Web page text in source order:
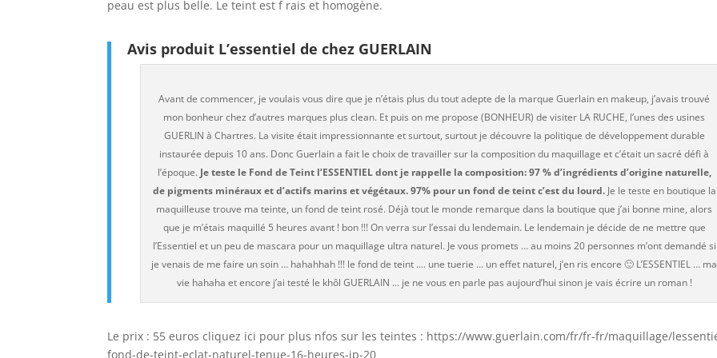
peau est plus belle. Le teint est f rais et homogène.
Avis produit L’essentiel de chez GUERLAIN
Avant de commencer, je voulais vous dire que je n’étais plus du tout adepte de la marque Guerlain en makeup, j’avais trouvé
mon bonheur chez d’autres marques plus clean. Et puis on me propose (BONHEUR) de visiter LA RUCHE, l’unes des usines
GUERLIN à Chartres. La visite était impressionnante et surtout, surtout je découvre la politique de développement durable
instaurée depuis 10 ans. Donc Guerlain a fait le choix de travailler sur la composition du maquillage et c’était un sacré défi à
l’époque. Je teste le Fond de Teint l’ESSENTIEL dont je rappelle la composition: 97 % d’ingrédients d’origine naturelle,
de pigments minéraux et d’actifs marins et végétaux. 97% pour un fond de teint c’est du lourd.Je le teste en boutique la
maquilleuse trouve ma teinte, un fond de teint rosé. Déjà tout le monde remarque dans la boutique que j’ai bonne mine, alors
que je m’étais maquillé 5 heures avant ! bon !!! On verra sur l’essai du lendemain. Le lendemain je décide de ne mettre que
l’Essentiel et un peu de mascara pour un maquillage ultra naturel. Je vous promets … au moins 20 personnes m’ont demandé si
je venais de me faire un soin … hahahhah !!! le fond de teint …. une tuerie … un effet naturel, j’en ris encore 🙂 L’ESSENTIEL … ma
vie hahaha et encore j’ai testé le khôl GUERLAIN … je ne vous en parle pas aujourd’hui sinon je vais écrire un roman !
Le prix : 55 euros cliquez ici pour plus nfos sur les teintes : https://www.guerlain.com/fr/fr-fr/maquillage/
fond-de-teint-eclat-naturel-tenue-16-heures-ip-20